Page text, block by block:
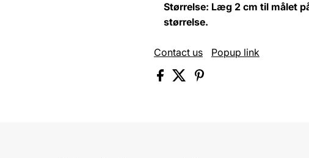
Størrelse: Læg 2 cm til målet
størrelse.
Contact us Popup link